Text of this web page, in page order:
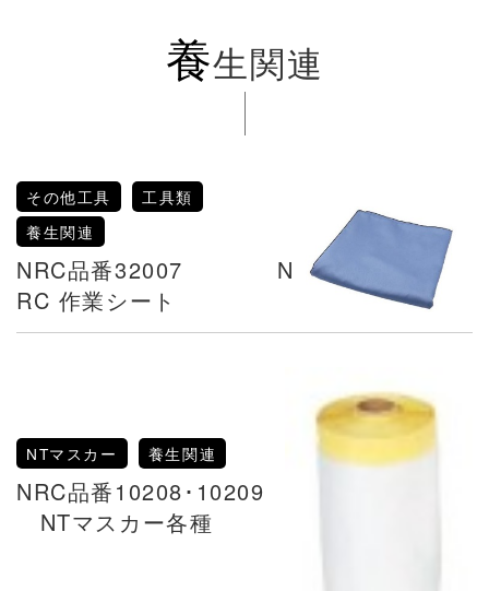
養生関連
その他工具
工具類
養生関連
NRC品番32007 N
RC 作業シート
NTマスカー 養生関連
NRC品番10208･10209
NTマスカー各種